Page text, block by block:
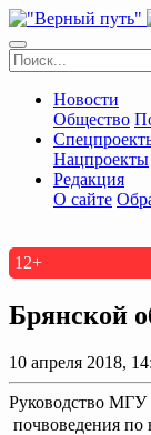
Новости
Общество
Нацпроекты
Редакция
О сайте
12+
Брянской
10 апреля 2018,
Руководство МГУ
почвоведения по